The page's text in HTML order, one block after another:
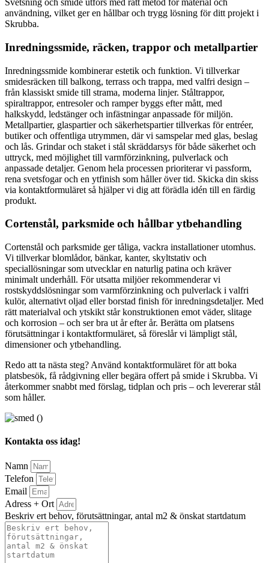
Svetsning och smide utförs med rätt metod för material och
användning, vilket ger en hållbar och trygg lösning för ditt projekt i
Skrubba.
Inredningssmide, räcken, trappor och metallpartier
Inredningssmide kombinerar estetik och funktion. Vi tillverkar
smidesräcken till balkong, terrass och trappa, med valfri design –
från klassiskt smide till strama, moderna linjer. Ståltrappor,
spiraltrappor, entresoler och ramper byggs efter mått, med
halkskydd, ledstänger och infästningar anpassade för miljön.
Metallpartier, glaspartier och säkerhetspartier tillverkas för entréer,
butiker och offentliga utrymmen, där vi samspelar med glas, beslag
och lås. Grindar och staket i stål skräddarsys för både säkerhet och
uttryck, med möjlighet till varmförzinkning, pulverlack och
anpassade detaljer. Genom hela processen prioriterar vi passform,
rena svetsfogar och en ytfinish som håller över tid. Skicka din skiss
via kontaktformuläret så hjälper vi dig att förädla idén till en färdig
produkt.
Cortenstål, parksmide och hållbar ytbehandling
Cortenstål och parksmide ger tåliga, vackra installationer utomhus.
Vi tillverkar blomlådor, bänkar, kanter, skyltstativ och
speciallösningar som utvecklar en naturlig patina och kräver
minimalt underhåll. För utsatta miljöer rekommenderar vi
rostskyddslösningar som varmförzinkning och pulverlack i valfri
kulör, alternativt oljad eller borstad finish för inredningsdetaljer. Med
rätt materialval och ytskikt står konstruktionen emot väder, slitage
och korrosion – och ser bra ut år efter år. Berätta om platsens
förutsättningar i kontaktformuläret, så föreslår vi lämpligt stål,
dimensioner och ytbehandling.
Redo att ta nästa steg? Använd kontaktformuläret för att boka
platsbesök, få rådgivning eller begära offert på smide i Skrubba. Vi
återkommer snabbt med förslag, tidplan och pris – och levererar stål
som håller.
Kontakta oss idag!
Namn
Telefon
Email
Adress + Ort
Beskriv ert behov, förutsättningar, antal m2 & önskat startdatum